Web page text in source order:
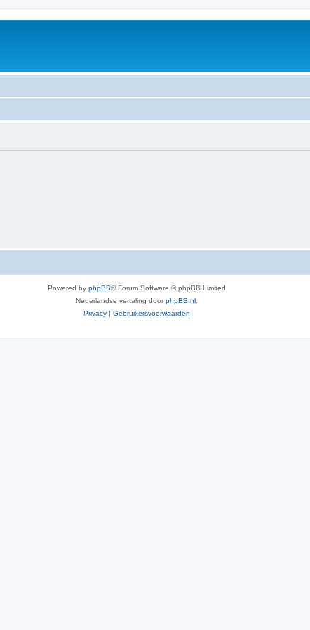
Powered by phpBB® Forum Software © phpBB Limited
Nederlandse vertaling doorphpBB.nl
Privacy | Gebruikersvoorwaarden